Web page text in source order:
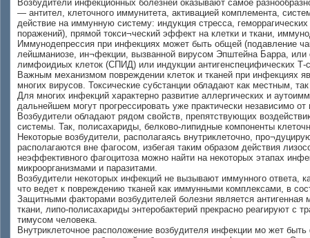
Возбудители инфекционных болезней оказывают самое
— антител, клеточного иммунитета, активацией комплемента,
действие на иммунную систему: индукция стресса,
поражений), прямой токси¬ческий эффект на клетки и ткани,
Иммунодепрессия при инфекциях может быть общей (подавление
лейшманиозе, ин¬фекции, вызванной вирусом Эпштейна Бappa,
лимфоидиых клеток (СПИД) или индукции антигенспецифических Т-
Важным механизмом повреждении клеток и тканей при инфекциях
многих вирусов. Токсические субстанции обладают как местным,
Для многих инфекций характерно развитие аллергических и
дальнейшем могут прогрессировать уже практически независимо от
Возбудители обладают рядом свойств, препятствующих
системы. Так, полисахариды, белково-липидные компоненты
Некоторые возбудители, располагаясь внутриклеточно,
располагаются вне фагосом, избегая таким образом действия
неэффективного фагоцитоза можно найти на некоторых этапах
микроорганизмами и паразитами.
Возбудители некоторых инфекций не вызывают иммунного ответа,
что ведет к повреждению тканей как иммунными комплексами, в
Защитными факторами возбудителей болезни является антигенная
ткани, липо-полисахариды энтеробактерий прекрасно реагируют
тимусом человека.
Внутриклеточное расположение возбудителя инфекции мо жет